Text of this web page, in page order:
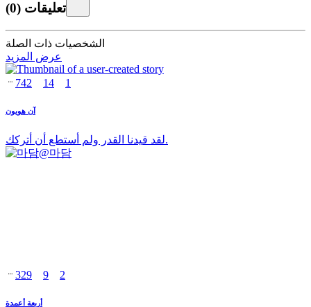
تعليقات (
0
)
الشخصيات ذات الصلة
عرض المزيد
742 14 1
آن هويون
لقد قيدنا القدر ولم أستطع أن أتركك.
@마담
329 9 2
أربعة أعمدة